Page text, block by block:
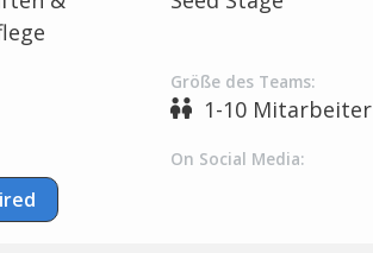
Größe des Teams:
1-10 Mitarbeiter
On Social Media: